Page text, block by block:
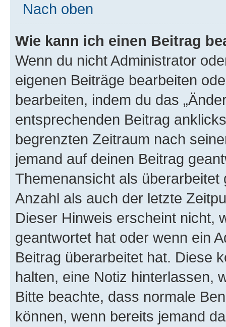
Nach oben
Wie kann ich einen Beitrag
Wenn du nicht Administrator
eigenen Beiträge bearbeiten
bearbeiten, indem du das
entsprechenden Beitrag
begrenzten Zeitraum nach
jemand auf deinen Beitrag
Themenansicht als
Anzahl als auch der letzte
Dieser Hinweis erscheint nicht,
geantwortet hat oder wenn ein
Beitrag überarbeitet hat. Diese
halten, eine Notiz hinterlassen,
Bitte beachte, dass normale
können, wenn bereits jemand